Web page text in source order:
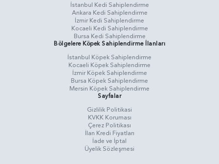
İstanbul Kedi Sahiplendirme
Ankara Kedi Sahiplendirme
İzmir Kedi Sahiplendirme
Kocaeli Kedi Sahiplendirme
Bursa Kedi Sahiplendirme
Bölgelere Köpek Sahiplendirme İlanları
İstanbul Köpek Sahiplendirme
Kocaeli Köpek Sahiplendirme
İzmir Köpek Sahiplendirme
Bursa Köpek Sahiplendirme
Mersin Köpek Sahiplendirme
Sayfalar
Gizlilik Politikasi
KVKK Koruması
Çerez Politikası
İlan Kredi Fiyatları
İade ve İptal
Üyelik Sözleşmesi